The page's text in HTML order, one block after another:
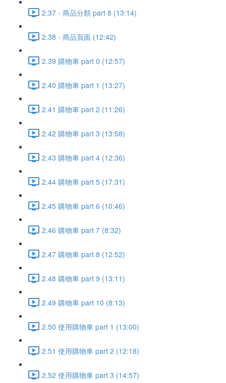
2.37 - 商品分類 part 8 (13:14)
2.38 - 商品頁面 (12:42)
2.39 購物車 part 0 (12:57)
2.40 購物車 part 1 (13:27)
2.41 購物車 part 2 (11:26)
2.42 購物車 part 3 (13:58)
2.43 購物車 part 4 (12:36)
2.44 購物車 part 5 (17:31)
2.45 購物車 part 6 (10:46)
2.46 購物車 part 7 (8:32)
2.47 購物車 part 8 (12:52)
2.48 購物車 part 9 (13:11)
2.49 購物車 part 10 (8:13)
2.50 使用購物車 part 1 (13:00)
2.51 使用購物車 part 2 (12:18)
2.52 使用購物車 part 3 (14:57)